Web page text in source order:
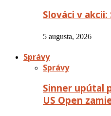
Slováci v
5 augusta, 2026
Správy
Správy
Sinner upútal
US Open